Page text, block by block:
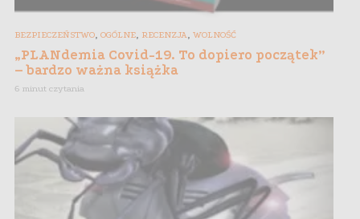
BEZPIECZEŃSTWO OGÓLNE RECENZJA WOLNOŚĆ
„PLANdemia Covid-19. To dopiero początek”
– bardzo ważna książka
6 minut czytania